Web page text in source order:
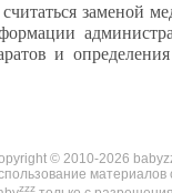
заменой
и
© 2010-2026
материалов
zzz